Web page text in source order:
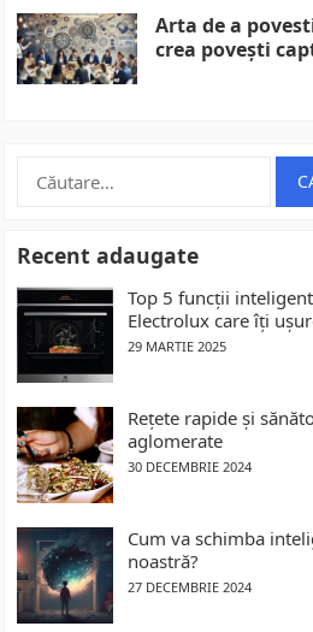
Arta de a
crea povești
Caută
Recent adaugate
Top 5 funcții
Electrolux care îți
29 MARTIE 2025
Rețete rapide și
aglomerate
30 DECEMBRIE 2024
Cum va schimba
noastră?
27 DECEMBRIE 2024